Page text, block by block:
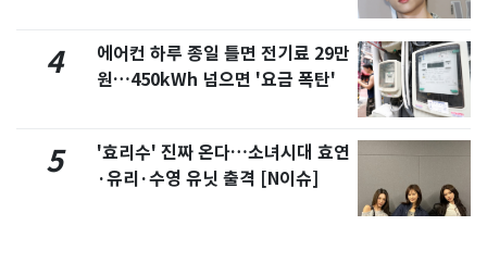
4
에어컨 하루 종일 틀면 전기료 29만
원…450kWh 넘으면 '요금 폭탄'
5
'효리수' 진짜 온다…소녀시대 효연
·유리·수영 유닛 출격 [N이슈]